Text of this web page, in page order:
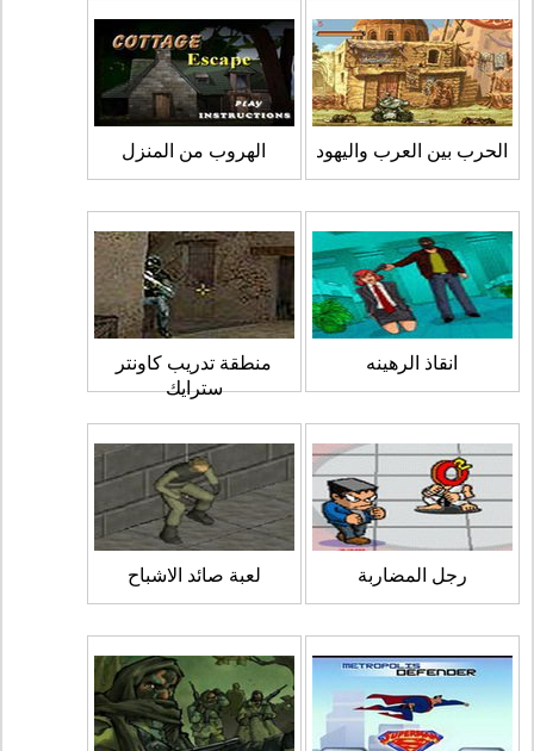
الحرب بين العرب واليهود الهروب من المنزل
انقاذ الرهينه
منطقة تدريب كاونتر
سترايك
رجل المضاربة لعبة صائد الاشباح